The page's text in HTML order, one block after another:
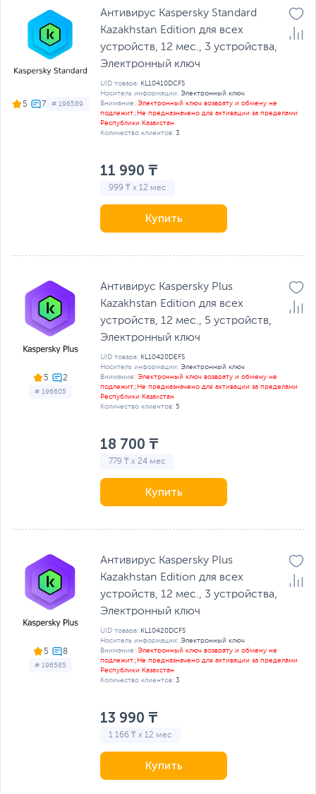
5 # 196589
Антивирус Kaspersky Standard
Kazakhstan Edition для всех
устройств, 12 мес., 3 устройства,
Электронный ключ
UID товара: KL10410DCFS
Носитель информации: Электронный ключ
Внимание: Электронный ключ возврату и обмену не
подлежит.;Не предназначено для активации за пределами
Республики Казахстан
Количество клиентов: 3
11 990 ₸
999 ₸ x 12 мес
Купить
5
# 196605
Антивирус Kaspersky Plus
Kazakhstan Edition для всех
устройств, 12 мес., 5 устройств,
Электронный ключ
UID товара: KL10420DEFS
Носитель информации: Электронный ключ
Внимание: Электронный ключ возврату и обмену не
подлежит.;Не предназначено для активации за пределами
Республики Казахстан
Количество клиентов: 5
18 700 ₸
779 ₸ x 24 мес
Купить
5
# 196585
Антивирус Kaspersky Plus
Kazakhstan Edition для всех
устройств, 12 мес., 3 устройства,
Электронный ключ
UID товара: KL10420DCFS
Носитель информации: Электронный ключ
Внимание: Электронный ключ возврату и обмену не
подлежит.;Не предназначено для активации за пределами
Республики Казахстан
Количество клиентов: 3
13 990 ₸
1 166 ₸ x 12 мес
Купить